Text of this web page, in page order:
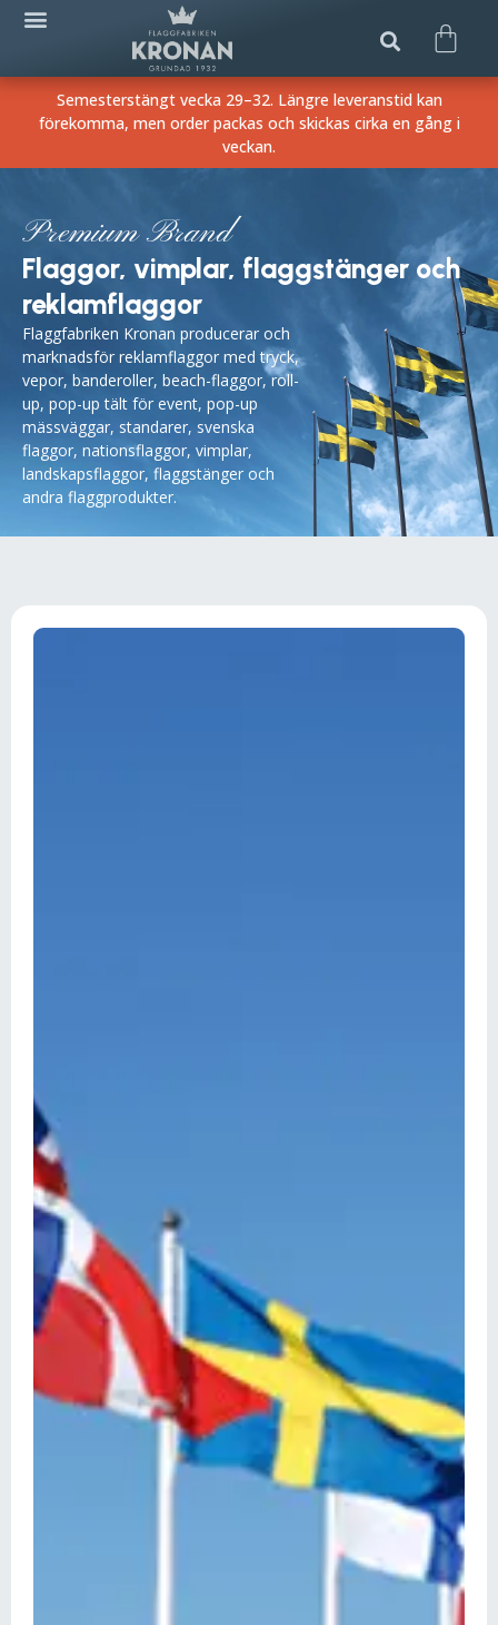
Semesterstängt vecka 29–32. Längre leveranstid kan
förekomma, men order packas och skickas cirka en gång i
veckan.
Premium Brand
Flaggor, vimplar, flaggstänger och
reklamflaggor
Flaggfabriken Kronan producerar och
marknadsför reklamflaggor med tryck,
vepor, banderoller, beach-flaggor, roll-
up, pop-up tält för event, pop-up
mässväggar, standarer, svenska
flaggor, nationsflaggor, vimplar,
landskapsflaggor, flaggstänger och
andra flaggprodukter.